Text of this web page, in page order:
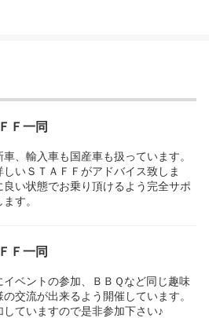
Ｆ一同
車、輸入車も国産車も扱っています。
しいＳＴＡＦＦがアドバイス致しま
良い状態でお乗り頂けるよう完全サポ
す。
Ｆ一同
イベントの参加、ＢＢＱなど同じ趣味
交流が出来るよう開催しています。
していますので是非参加下さい♪